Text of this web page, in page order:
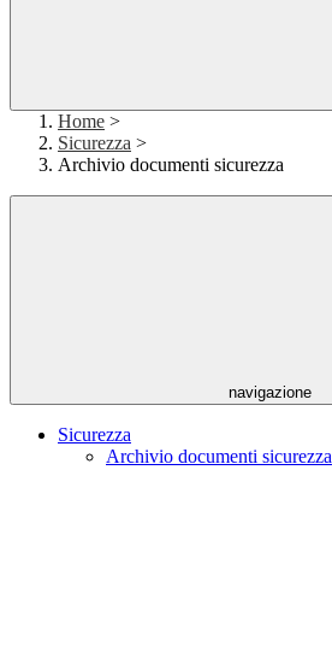
Home >
Sicurezza >
Archivio documenti sicurezza
navigazione
Sicurezza
Archivio documenti sicurezza